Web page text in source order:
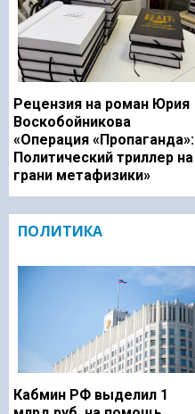
Рецензия на роман Юрия
Воскобойникова
«Операция «Пропаганда»:
Политический триллер на
грани метафизики»
ПОЛИТИКА
Кабмин РФ выделил 1